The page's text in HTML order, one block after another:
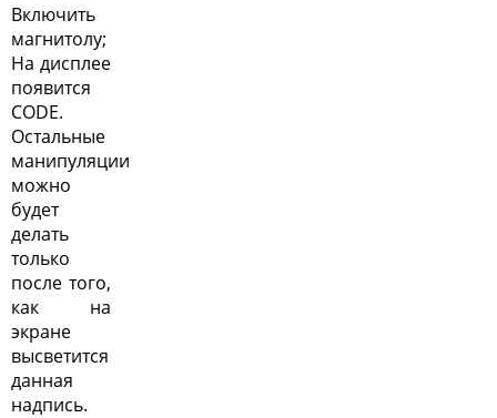
Включить
магнитолу;
На дисплее
появится
CODE.
Остальные
манипуляции
можно
будет
делать
только
после того,
как на
экране
высветится
данная
надпись.